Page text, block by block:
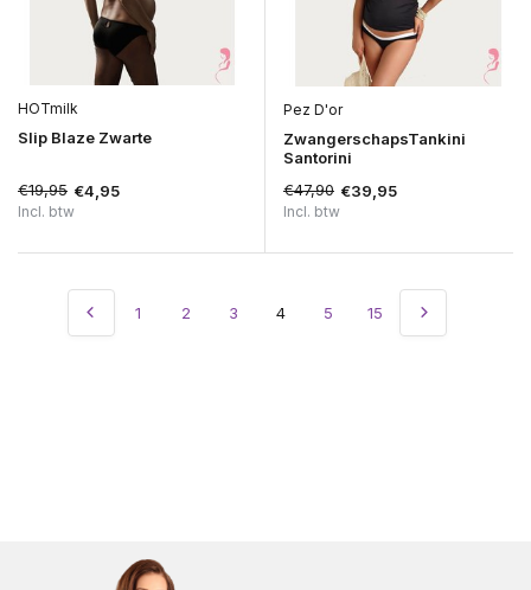
HOTmilk
Slip Blaze Zwarte
€19,95 €4,95
Incl. btw
Pez D'or
ZwangerschapsTankini
Santorini
€47,90 €39,95
Incl. btw
1 2 3 4 5 15